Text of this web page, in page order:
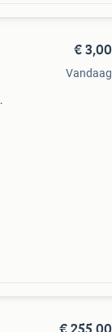
€ 3,00
Vandaag